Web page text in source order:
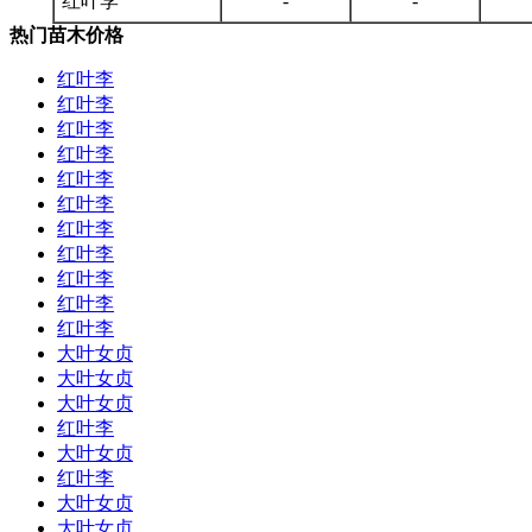
热门苗木价格
红叶李
红叶李
红叶李
红叶李
红叶李
红叶李
红叶李
红叶李
红叶李
红叶李
红叶李
大叶女贞
大叶女贞
大叶女贞
红叶李
大叶女贞
红叶李
大叶女贞
大叶女贞